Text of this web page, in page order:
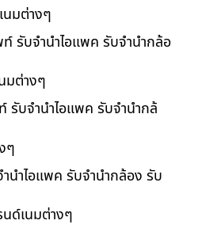
นมต่างๆ
รับจำนำไอแพค รับจำนำกล้อ
มต่างๆ
รับจำนำไอแพค รับจำนำกล้
ๆ
นำไอแพค รับจำนำกล้อง รับ
ด์เนมต่างๆ